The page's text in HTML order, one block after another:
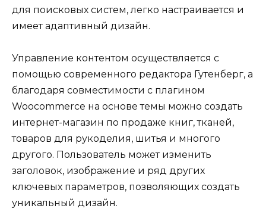
для поисковых систем, легко настраивается и
имеет адаптивный дизайн.
Управление контентом осуществляется с
помощью современного редактора Гутенберг, а
благодаря совместимости с плагином
Woocommerce на основе темы можно создать
интернет-магазин по продаже книг, тканей,
товаров для рукоделия, шитья и многого
другого. Пользователь может изменить
заголовок, изображение и ряд других
ключевых параметров, позволяющих создать
уникальный дизайн.